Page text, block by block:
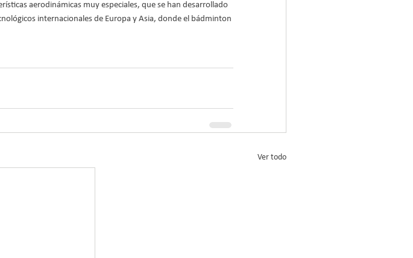
aerodinámicas muy especiales, que se han desarrollado
internacionales de Europa y Asia, donde el bádminton
Ver todo